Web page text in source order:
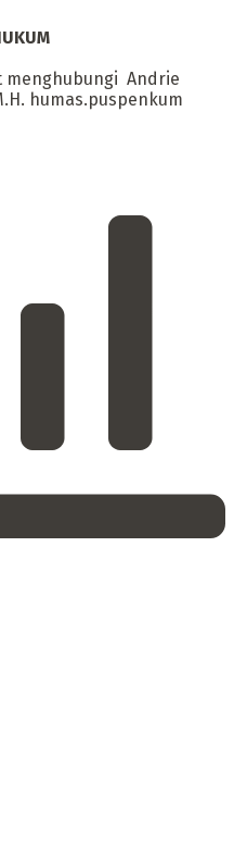
menghubungi Andrie
humas.puspenkum